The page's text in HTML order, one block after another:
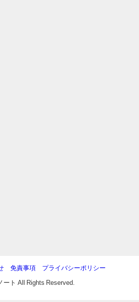
免責事項 プライバシーポリシー
ート All Rights Reserved.